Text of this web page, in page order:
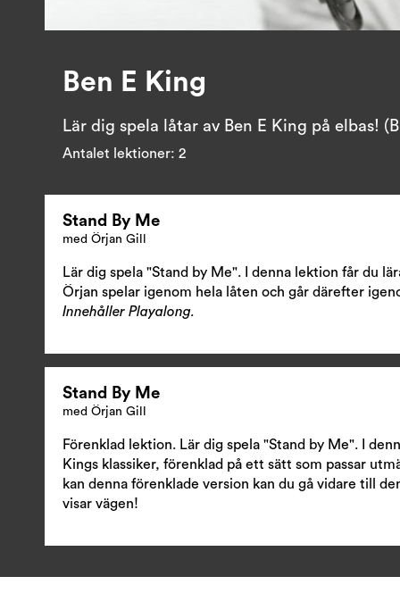
Ben E King
Lär dig spela låtar av Ben E King på elbas!
Antalet lektioner: 2
Stand By Me
med Örjan Gill
Lär dig spela "Stand by Me". I denna lektion får du
Örjan spelar igenom hela låten och går därefter
Innehåller Playalong.
Stand By Me
med Örjan Gill
Förenklad lektion. Lär dig spela "Stand by Me". I
Kings klassiker, förenklad på ett sätt som passar
kan denna förenklade version kan du gå vidare till
visar vägen!